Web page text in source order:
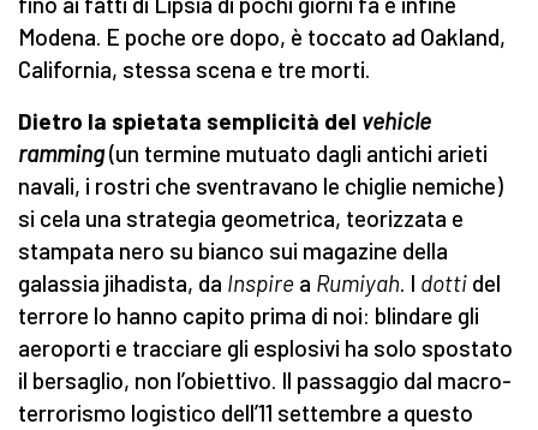
Modena. E poche ore dopo, è toccato ad Oakland,
California, stessa scena e tre morti.
Dietro la spietata semplicità del vehicle
ramming(un termine mutuato dagli antichi arieti
navali, i rostri che sventravano le chiglie nemiche)
si cela una strategia geometrica, teorizzata e
stampata nero su bianco sui magazine della
galassia jihadista, da Inspire a Rumiyah. I dotti del
terrore lo hanno capito prima di noi: blindare gli
aeroporti e tracciare gli esplosivi ha solo spostato
il bersaglio, non l’obiettivo. Il passaggio dal macro-
terrorismo logistico dell’11 settembre a questo